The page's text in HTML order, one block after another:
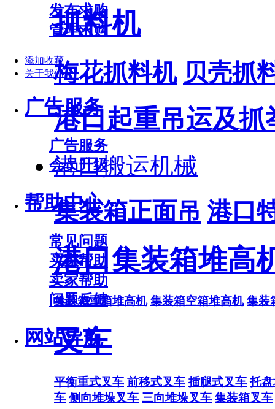
发布求购
管理求购
添加收藏
关于我们
广告服务
广告服务
会员升级
帮助中心
常见问题
买家帮助
卖家帮助
问题反馈
网站导航
抓料机
梅花抓料机 贝壳抓
港口起重吊运及抓
港口搬运机械
集装箱正面吊 港口
港口集装箱堆高
集装箱重箱堆高机 集装箱空箱堆高机 集装
叉车
平衡重式叉车 前移式叉车 插腿式叉车 托
车 侧向堆垛叉车 三向堆垛叉车 集装箱叉车